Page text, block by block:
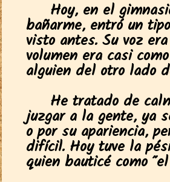
Hoy, en el
bañarme, entró un
visto antes. Su voz
volumen era casi
alguien del otro lado
He tratado de
juzgar a la gente, ya
o por su apariencia,
difícil. Hoy tuve la
quien bauticé como